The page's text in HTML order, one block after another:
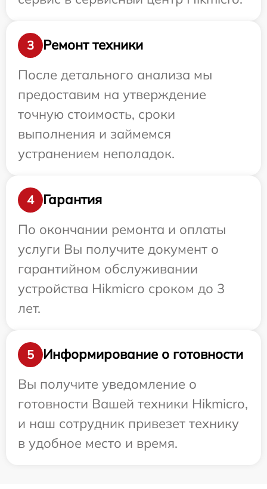
3
Ремонт техники
После детального анализа мы
предоставим на утверждение
точную стоимость, сроки
выполнения и займемся
устранением неполадок.
4
Гарантия
По окончании ремонта и оплаты
услуги Вы получите документ о
гарантийном обслуживании
устройства Hikmicro сроком до 3
лет.
5
Информирование о готовности
Вы получите уведомление о
готовности Вашей техники Hikmicro,
и наш сотрудник привезет технику
в удобное место и время.